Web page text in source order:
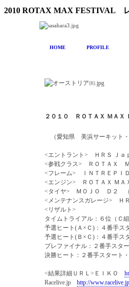
2010 ROTAX MAX FESTIVAL
HOME PROFILE
２０１０ ＲＯＴＡＸ ＭＡＸ
（愛知県 美浜サーキット・
<エントラント> ＨＲＳ Ｊａ
<参戦クラス> ＲＯＴＡＸ
<フレーム> ＩＮＴＲＥＰＩ
<エンジン> ＲＯＴＡＸ ＭＡ
<タイヤ> ＭＯＪＯ Ｄ２
<メンテナンスガレージ> Ｈ
<リザルト>
タイムトライアル：６位（Ｃ組
予選ヒート(Ａ×Ｃ)：４番手ス
予選ヒート(Ｂ×Ｃ)：４番手ス
プレファイナル：２番手スタ
決勝ヒート：２番手スタート
<結果詳細ＵＲＬ>ＥＩＫＯ
Racelive.jp http://